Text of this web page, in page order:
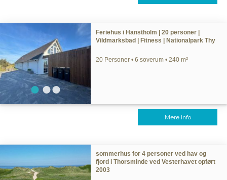
Feriehus i Hanstholm | 20 personer |
Vildmarksbad | Fitness | Nationalpark Thy
20 Personer • 6 soverum • 240 m²
Mere Info
sommerhus for 4 personer ved hav og
fjord i Thorsminde ved Vesterhavet opført
2003